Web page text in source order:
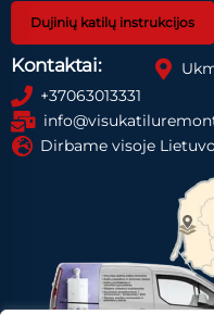
Dujinių katilų instrukcijos
Kontaktai:
+37063013331
Dirbame visoje